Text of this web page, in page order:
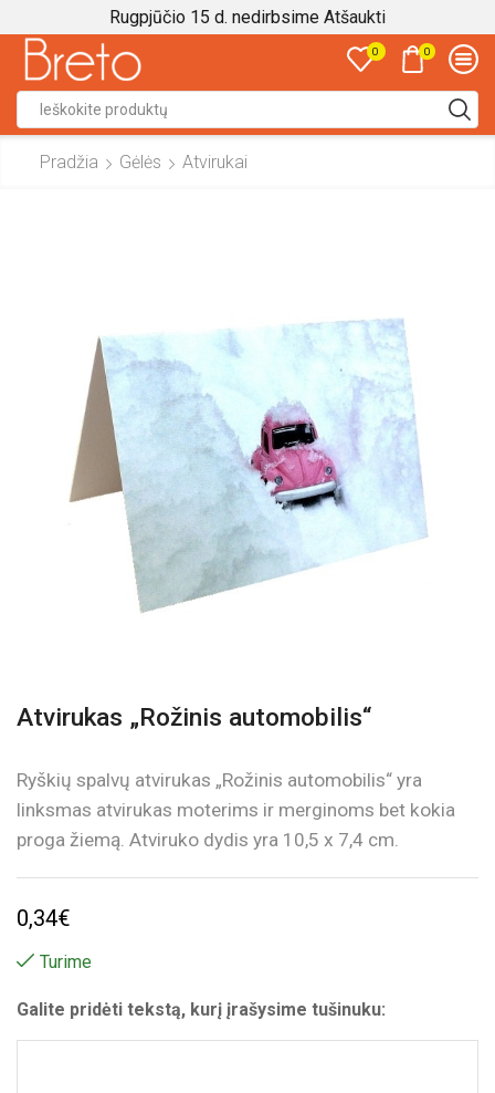
Rugpjūčio 15 d. nedirbsime Atšaukti
0 0
input
Pradžia Gėlės Atvirukai
Atvirukas „Rožinis automobilis“
Ryškių spalvų atvirukas „Rožinis automobilis“ yra
linksmas atvirukas moterims ir merginoms bet kokia
proga žiemą. Atviruko dydis yra 10,5 x 7,4 cm.
0,34€
Turime
Galite pridėti tekstą, kurį įrašysime tušinuku: